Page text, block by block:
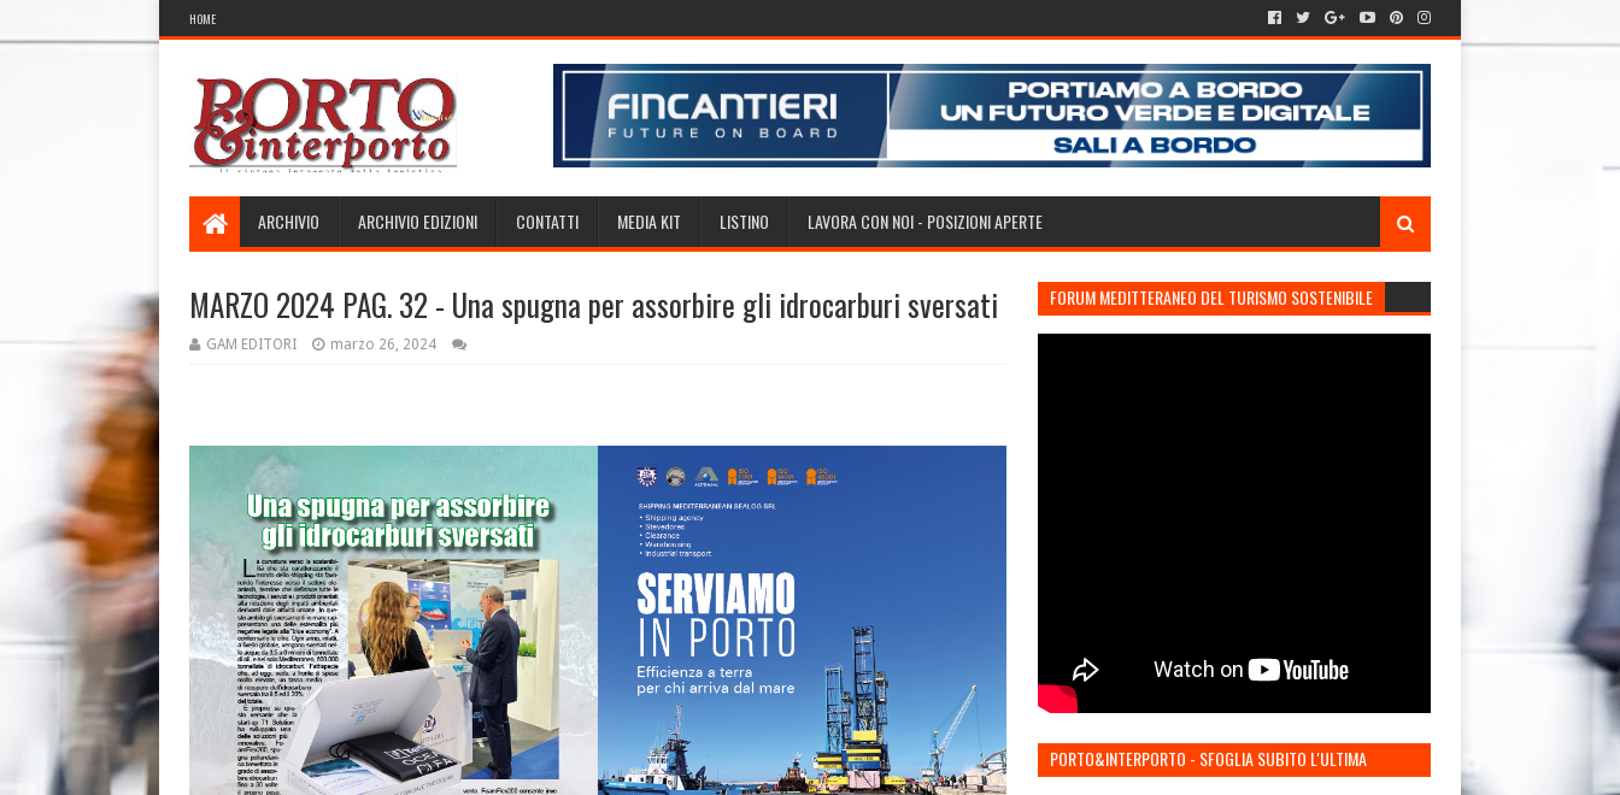
HOME
ARCHIVIO ARCHIVIO EDIZIONI CONTATTI MEDIA KIT LISTINO LAVORA CON NOI - POSIZIONI APERTE
MARZO 2024 PAG. 32 - Una spugna per assorbire gli idrocarburi sversati
GAM EDITORI marzo 26, 2024
FORUM MEDITTERANEO DEL TURISMO SOSTENIBILE
PORTO&INTERPORTO - SFOGLIA SUBITO L'ULTIMA